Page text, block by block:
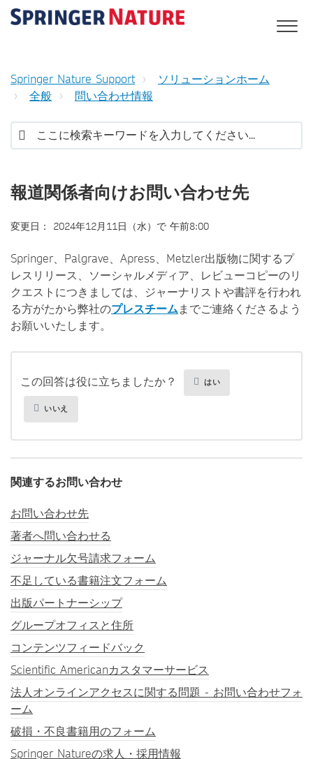
Springer Nature Support
ソリューションホーム
全般
問い合わせ情報
報道関係者向けお問い合わせ先
変更日： 2024年12月11日（水）で 午前8:00
Springer、Palgrave、Apress、Metzler出版物に関するプ
レスリリース、ソーシャルメディア、レビューコピーのリ
クエストにつきましては、ジャーナリストや書評を行われ
る方がたから弊社のプレスチームまでご連絡くださるよう
お願いいたします。
この回答は役に立ちましたか？ はい
いいえ
関連するお問い合わせ
お問い合わせ先
著者へ問い合わせる
ジャーナル欠号請求フォーム
不足している書籍注文フォーム
出版パートナーシップ
グループオフィスと住所
コンテンツフィードバック
Scientific Americanカスタマーサービス
法人オンラインアクセスに関する問題 - お問い合わせフォ
ーム
破損・不良書籍用のフォーム
Springer Natureの求人・採用情報